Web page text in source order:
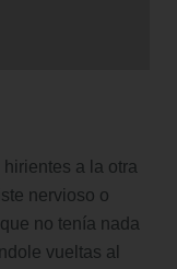
a la otra
nervioso o
no tenía nada
vueltas al